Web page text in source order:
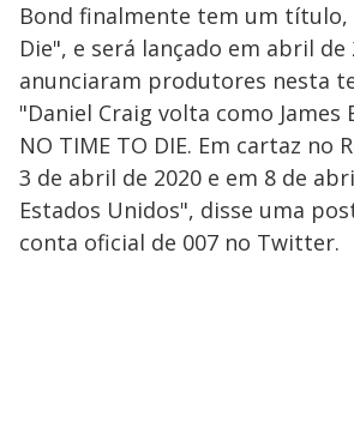
Bond finalmente tem um título,
Die", e será lançado em abril de
anunciaram produtores nesta
"Daniel Craig volta como James
NO TIME TO DIE. Em cartaz no
3 de abril de 2020 e em 8 de
Estados Unidos", disse uma
conta oficial de 007 no Twitter.